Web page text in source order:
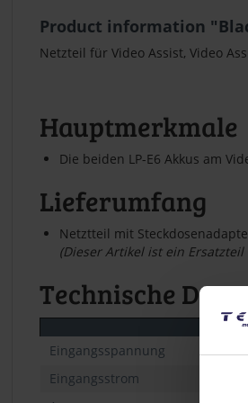
Product information
Netzteil für Video Assist, Video
Hauptmerkmale
Die beiden LP-E6 Akkus am
Lieferumfang
Netztteil mit
(Dieser Artikel ist ein
Technische
Eingangsspannung
Eingangsstrom